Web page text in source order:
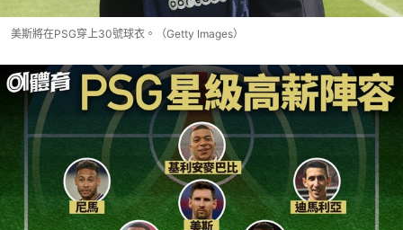
美斯將在PSG穿上30號球衣。（Getty Images）